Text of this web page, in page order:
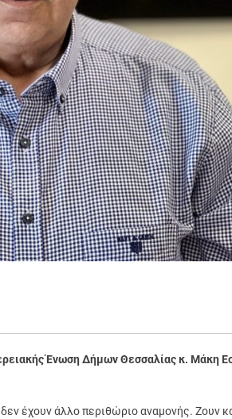
Ένωση Δήμων Θεσσαλίας κ. Μάκη
έχουν άλλο περιθώριο αναμονής. Ζουν